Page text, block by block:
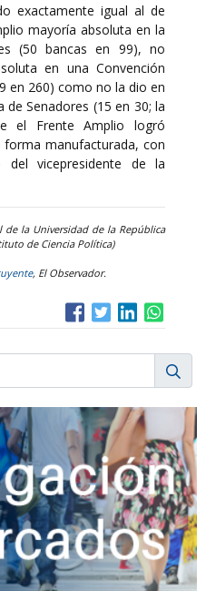
exactamente igual al de
mayoría absoluta en la
(50 bancas en 99), no
en una Convención
en 260) como no la dio en
Senadores (15 en 30; la
el Frente Amplio logró
manufacturada, con
del vicepresidente de la
de la Universidad de la República
de Ciencia Política)
, El Observador.